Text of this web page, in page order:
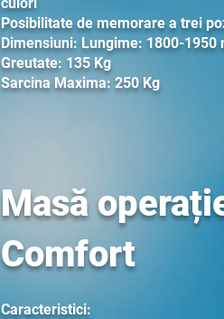
Posibilitate de memorare a trei
Dimensiuni: Lungime: 1800-1950
Greutate: 135 Kg
Sarcina Maxima: 250 Kg
Masă
Comfort
Caracteristici: